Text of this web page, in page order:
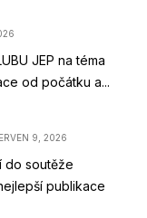
JEP na téma
od počátku a...
9, 2026
do soutěže
publikace